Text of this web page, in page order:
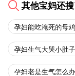
其他宝妈还搜
孕妇能吃淹死的母
孕妇生气大哭小肚
孕妇老是生气怎么办